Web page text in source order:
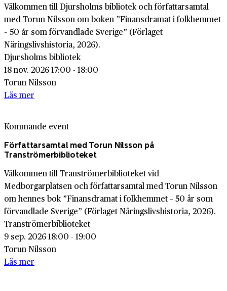
Välkommen till Djursholms bibliotek och författarsamtal
med Torun Nilsson om boken ”Finansdramat i folkhemmet
– 50 år som förvandlade Sverige” (Förlaget
Näringslivshistoria, 2026).
Djursholms bibliotek
18 nov. 2026 17:00 - 18:00
Torun Nilsson
Läs mer
Kommande event
Författarsamtal med Torun Nilsson på
Tranströmerbiblioteket
Välkommen till Tranströmerbiblioteket vid
Medborgarplatsen och författarsamtal med Torun Nilsson
om hennes bok ”Finansdramat i folkhemmet – 50 år som
förvandlade Sverige” (Förlaget Näringslivshistoria, 2026).
Tranströmerbiblioteket
9 sep. 2026 18:00 - 19:00
Torun Nilsson
Läs mer